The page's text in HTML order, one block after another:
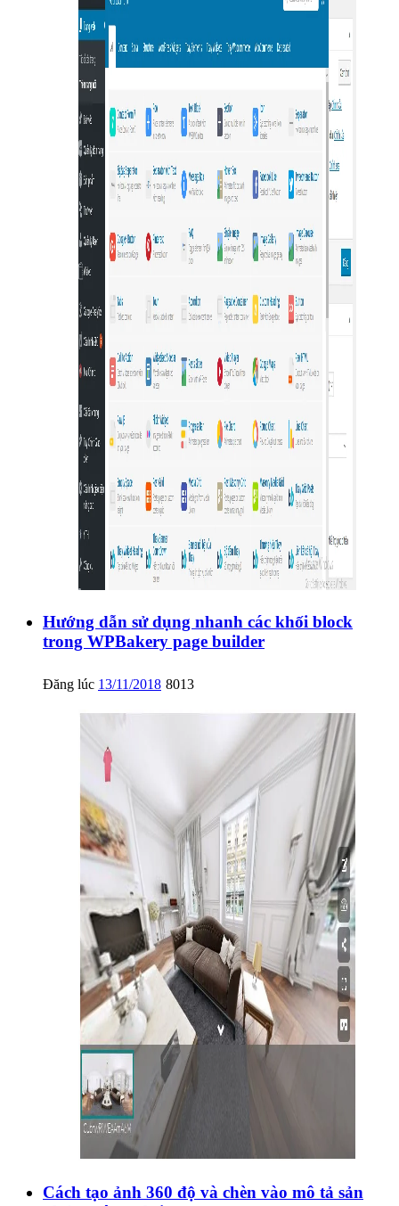
Hướng dẫn sử dụng nhanh các khối block
trong WPBakery page builder
Đăng lúc 13/11/2018 8013
Cách tạo ảnh 360 độ và chèn vào mô tả sản